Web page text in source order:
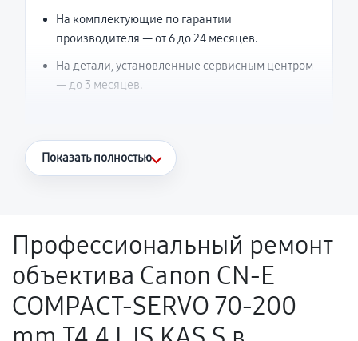
На комплектующие по гарантии
производителя — от 6 до 24 месяцев.
На детали, установленные сервисным центром
— до 3 месяцев.
Что считается гарантийным случаем
Поломка установленной детали при
нормальной эксплуатации в течение
гарантийного срока.
Несоответствие комплектующей заявленным
техническим характеристикам.
Показать полностью
Профессиональный ремонт
объектива Canon CN-E
COMPACT-SERVO 70-200